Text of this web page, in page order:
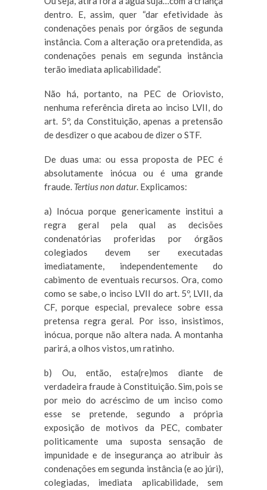
dentro. E, assim, quer “dar efetividade às
condenações penais por órgãos de segunda
instância. Com a alteração ora pretendida, as
condenações penais em segunda instância
terão imediata aplicabilidade”.
Não há, portanto, na PEC de Oriovisto,
nenhuma referência direta ao inciso LVII, do
art. 5º, da Constituição, apenas a pretensão
de desdizer o que acabou de dizer o STF.
De duas uma: ou essa proposta de PEC é
absolutamente inócua ou é uma grande
fraude. Tertius non datur. Explicamos:
a) Inócua porque genericamente institui a
regra geral pela qual as decisões
condenatórias proferidas por órgãos
colegiados devem ser executadas
imediatamente, independentemente do
cabimento de eventuais recursos. Ora, como
como se sabe, o inciso LVII do art. 5º, LVII, da
CF, porque especial, prevalece sobre essa
pretensa regra geral. Por isso, insistimos,
inócua, porque não altera nada. A montanha
parirá, a olhos vistos, um ratinho.
b) Ou, então, esta(re)mos diante de
verdadeira fraude à Constituição. Sim, pois se
por meio do acréscimo de um inciso como
esse se pretende, segundo a própria
exposição de motivos da PEC, combater
politicamente uma suposta sensação de
impunidade e de insegurança ao atribuir às
condenações em segunda instância (e ao júri),
colegiadas, imediata aplicabilidade, sem